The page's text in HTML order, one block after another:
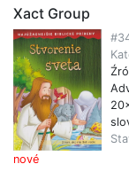
Xact Group
nové